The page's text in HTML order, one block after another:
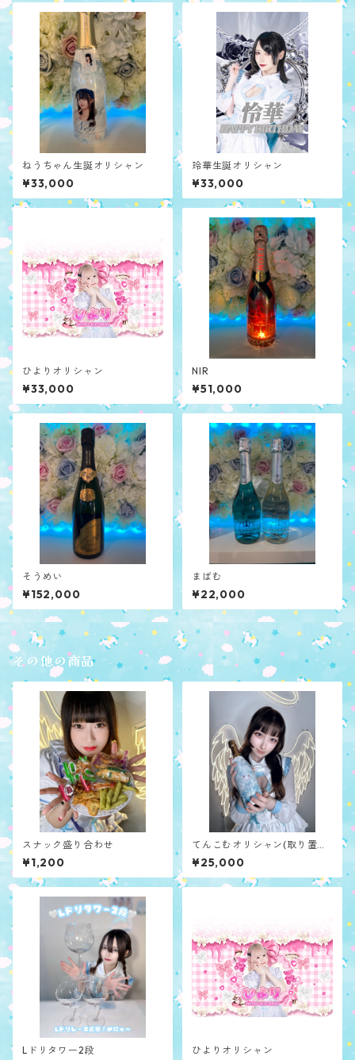
ねうちゃん生誕オリシャン
¥33,000
玲華生誕オリシャン
¥33,000
ひよりオリシャン
¥33,000
NIR
¥51,000
そうめい
¥152,000
まばむ
¥22,000
その他の商品
スナック盛り合わせ
¥1,200
てんこむオリシャン(取り置き
チェキ付き)
¥25,000
Lドリタワー2段 ひよりオリシャン